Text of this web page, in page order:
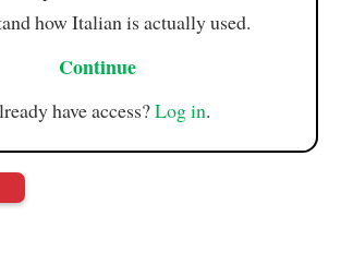
how Italian is actually used.
Continue
have access?Log in.